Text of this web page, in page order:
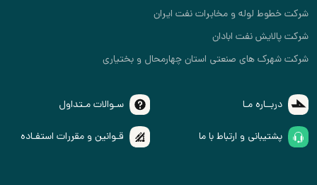
شرکت خطوط لوله و مخابرات نفت ایران
شرکت پالایش نفت ابادان
شرکت شهرک های صنعتی استان چهارمحال و بختیاری
دربــاره مـا سـوالات مـتداول
پشتیبانی و ارتباط با ما قـوانین و مقررات استفـاده